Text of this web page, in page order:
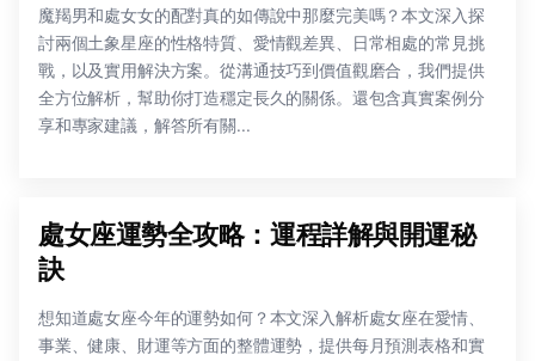
魔羯男和處女女的配對真的如傳說中那麼完美嗎？本文深入探
討兩個土象星座的性格特質、愛情觀差異、日常相處的常見挑
戰，以及實用解決方案。從溝通技巧到價值觀磨合，我們提供
全方位解析，幫助你打造穩定長久的關係。還包含真實案例分
享和專家建議，解答所有關...
處女座運勢全攻略：運程詳解與開運秘
訣
想知道處女座今年的運勢如何？本文深入解析處女座在愛情、
事業、健康、財運等方面的整體運勢，提供每月預測表格和實